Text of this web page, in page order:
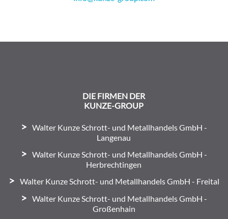
DIE FIRMEN DER
KUNZE-GROUP
Walter Kunze Schrott- und Metallhandels GmbH -
Langenau
Walter Kunze Schrott- und Metallhandels GmbH -
Herbrechtingen
Walter Kunze Schrott- und Metallhandels GmbH - Freital
Walter Kunze Schrott- und Metallhandels GmbH -
Großenhain